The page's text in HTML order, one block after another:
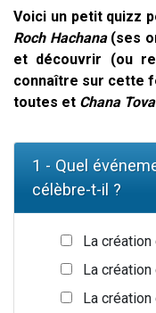
Voici un petit quizz
Roch Hachana(ses
et découvrir (ou
connaître sur cette
toutes et Chana Tova
1 - Quel
célèbre-t-il ?
La création
La
La